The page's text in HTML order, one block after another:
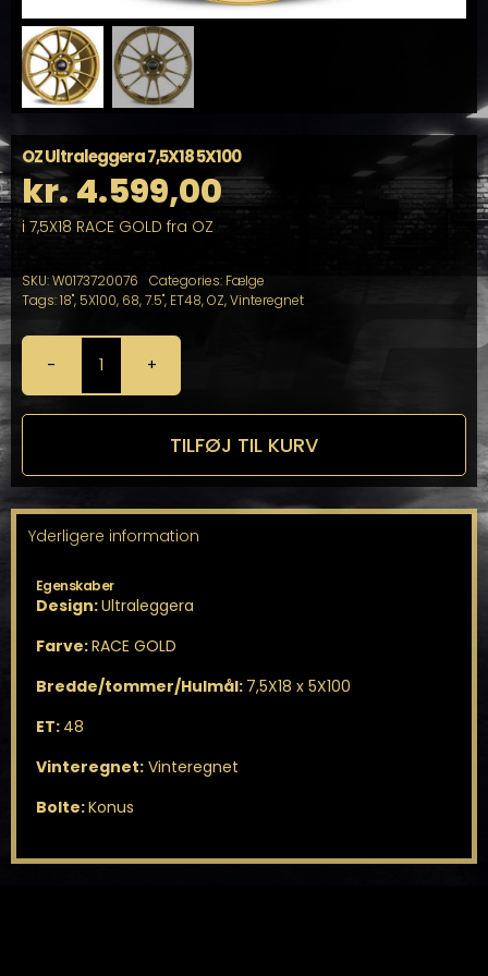
OZ Ultraleggera 7,5X18 5X100
kr.4.599,00
i 7,5X18 RACE GOLD fra OZ
SKU:W0173720076 Categories: Fælge
Tags:18", 5X100, 68,7.5", ET48,OZ,Vinteregnet
OZ
Ultraleggera
7,5X18
TILFØJ TIL KURV
Yderligere information
Egenskaber
Design:Ultraleggera
Farve:RACE GOLD
Bredde/tommer/Hulmål: 7,5X18 x 5X100
ET: 48
Vinteregnet:Vinteregnet
Bolte:Konus